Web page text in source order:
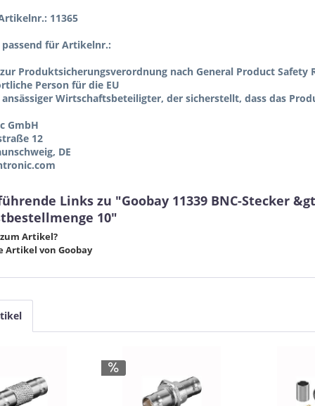
11365
für Artikelnr.:
Produktsicherungsverordnung nach General Product Safety
Person für die EU
ansässiger Wirtschaftsbeteiligter, der sicherstellt, dass das
GmbH
12
DE
Links zu "Goobay 11339 BNC-Stecker
10"
Artikel?
Artikel von Goobay